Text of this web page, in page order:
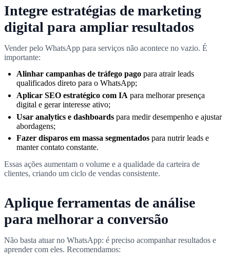
Integre estratégias de marketing
digital para ampliar resultados
Vender pelo WhatsApp para serviços não acontece no vazio. É
importante:
Alinhar campanhas de tráfego pago para atrair leads
qualificados direto para o WhatsApp;
Aplicar SEO estratégico com IA para melhorar presença
digital e gerar interesse ativo;
Usar analytics e dashboards para medir desempenho e ajustar
abordagens;
Fazer disparos em massa segmentados para nutrir leads e
manter contato constante.
Essas ações aumentam o volume e a qualidade da carteira de
clientes, criando um ciclo de vendas consistente.
Aplique ferramentas de análise
para melhorar a conversão
Não basta atuar no WhatsApp: é preciso acompanhar resultados e
aprender com eles. Recomendamos: